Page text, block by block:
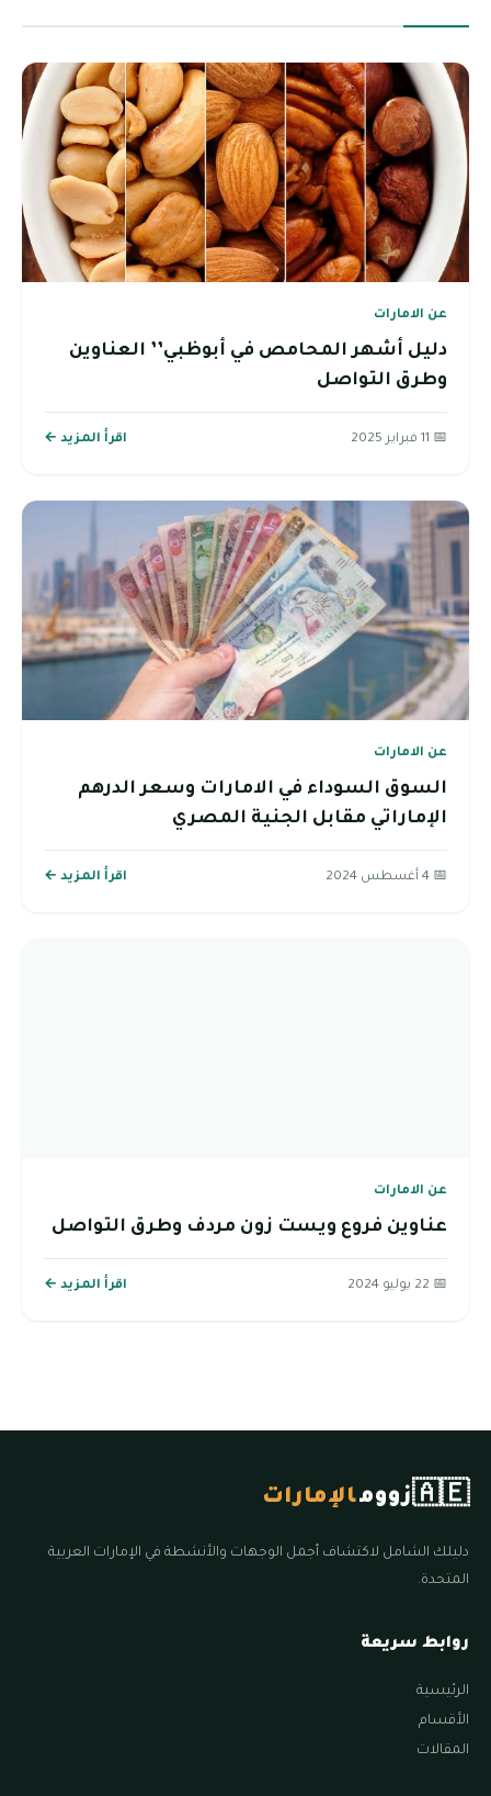
عن الامارات
دليل أشهر المحامص في أبوظبي’’ العناوين
وطرق التواصل
📅 11 فبراير 2025 اقرأ المزيد ←
عن الامارات
السوق السوداء في الامارات وسعر الدرهم
الإماراتي مقابل الجنية المصري
📅 4 أغسطس 2024 اقرأ المزيد ←
عن الامارات
عناوين فروع ويست زون مردف وطرق التواصل
📅 22 يوليو 2024 اقرأ المزيد ←
🇦🇪زوومالإمارات
دليلك الشامل لاكتشاف أجمل الوجهات والأنشطة في الإمارات العربية
المتحدة.
روابط سريعة
الرئيسية
الأقسام
المقالات